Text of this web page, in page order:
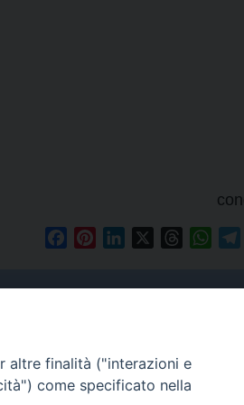
FacebookPinterestLinkedIn Threads
Contatti
Tel. 090.6684111 - Fax.
altre finalità ("interazioni e
come specificato nella